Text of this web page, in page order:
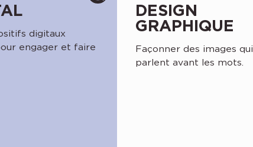
digitaux
engager et faire
DESIGN
GRAPHIQUE
Façonner des images qui
parlent avant les mots.